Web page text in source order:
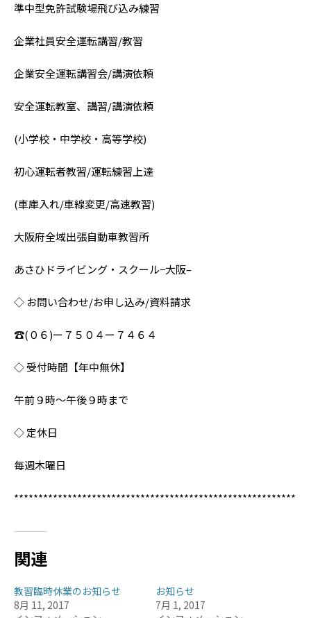
準中型免許試験場飛び込み練習
企業社員安全運転講習/教習
企業安全運転講習会/講演依頼
安全運転教室、講習/講演依頼
(小学校・中学校・高等学校)
初心運転者教習/運転練習上達
(車庫入れ/車線変更/高速教習)
大阪府全域出張自動車教習所
あさひドライビング・スクール−大阪–
◇ お問い合わせ/お申し込み/資料請求
☎︎(０６)ー７５０４ー７４６４
◇ 受付時間【年中無休】
午前９時〜午後９時まで
◇ 定休日
毎週木曜日
**********************************************************
関連
教習臨時休業のお知らせ
8月 11, 2017
お知らせ
7月 1, 2017